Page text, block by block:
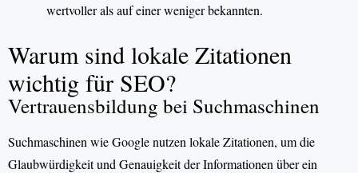
wertvoller als auf einer weniger bekannten.
Warum sind lokale Zitationen
wichtig für SEO?
Vertrauensbildung bei Suchmaschinen
Suchmaschinen wie Google nutzen lokale Zitationen, um die
Glaubwürdigkeit und Genauigkeit der Informationen über ein